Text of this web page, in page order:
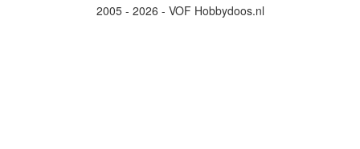
2005 - 2026 - VOF Hobbydoos.nl